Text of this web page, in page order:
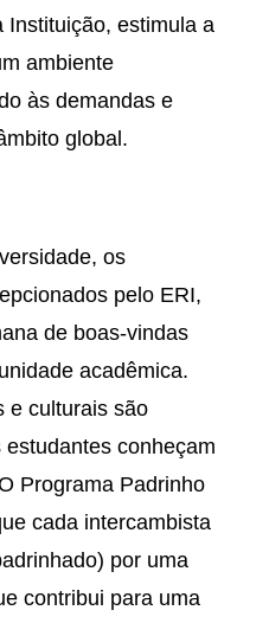
Instituição, estimula a
ambiente
às demandas e
global.
os
pelo ERI,
de boas-vindas
acadêmica.
e culturais são
conheçam
Programa Padrinho
cada intercambista
por uma
contribui para uma